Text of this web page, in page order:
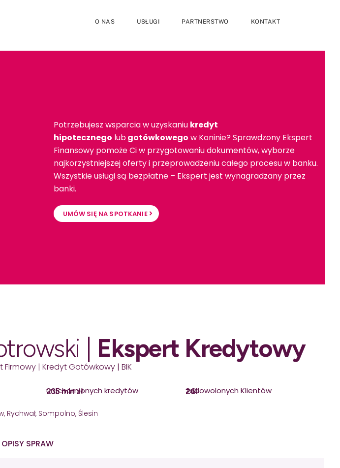
O NAS USŁUGI PARTNERSTWO KONTAKT
Potrzebujesz wsparcia w uzyskaniu kredyt
hipotecznego lubgotówkowego w Koninie? Sprawdzony Ekspert
Finansowy pomoże Ci w przygotowaniu dokumentów, wyborze
najkorzystniejszej oferty i przeprowadzeniu całego procesu w banku.
Wszystkie usługi są bezpłatne – Ekspert jest wynagradzany przez
banki.
UMÓW SIĘ NA SPOTKANIE
| Ekspert Kredytowy
| Kredyt Gotówkowy | BIK
235 mln zł
uruchomionych kredytów 261
zadowolonych Klientów
Rychwał, Sompolno, Ślesin
OPISY SPRAW